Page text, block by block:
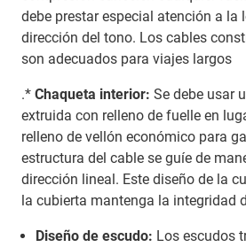
debe prestar especial atención a la
dirección del tono. Los cables
son adecuados para viajes largos
.* Chaqueta interior: Se debe usar
extruida con relleno de fuelle en
relleno de vellón económico para
estructura del cable se guíe de
dirección lineal. Este diseño de la
la cubierta mantenga la integridad
Diseño de escudo: Los escudos